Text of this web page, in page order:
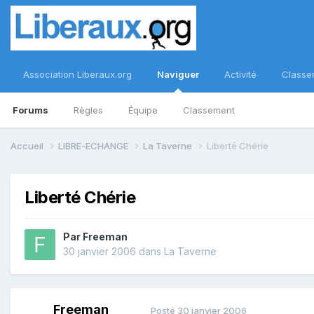
Association Liberaux.org Naviguer
Forums Règles Équipe Classement
Activité
Accueil LIBRE-ECHANGE La Taverne Liberté Chérie
Liberté Chérie
Par Freeman
30 janvier 2006 dans La Taverne
Freeman Posté 30 janvier 2006